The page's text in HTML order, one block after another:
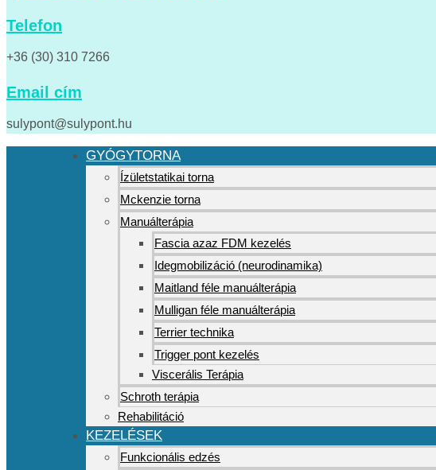
Telefon
+36 (30) 310 7266
Email cím
sulypont@sulypont.hu
GYÓGYTORNA
Ízületstatikai torna
Mckenzie torna
Manuálterápia
Fascia azaz FDM kezelés
Idegmobilizáció (neurodinamika)
Maitland féle manuálterápia
Mulligan féle manuálterápia
Terrier technika
Trigger pont kezelés
Viscerális Terápia
Schroth terápia
Rehabilitáció
KEZELÉSEK
Funkcionális edzés